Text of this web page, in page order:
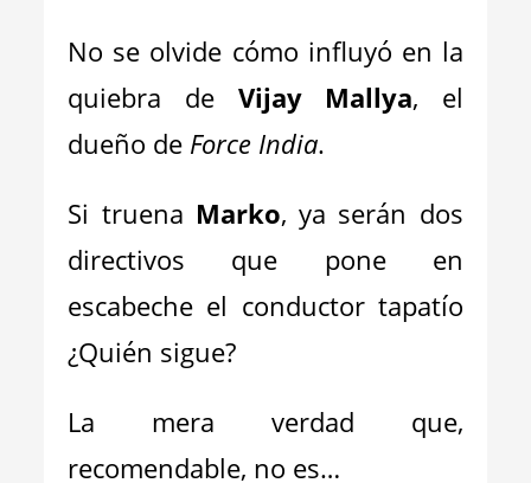
No se olvide cómo influyó en la
quiebra de Vijay Mallya, el
dueño de Force India.
Si truena Marko, ya serán dos
directivos que pone en
escabeche el conductor tapatío
¿Quién sigue?
La mera verdad que,
recomendable, no es…